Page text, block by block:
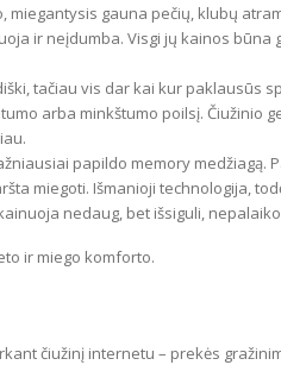
miegantysis gauna pečių, klubų
ir neįdumba. Visgi jų kainos būna
tačiau vis dar kai kur paklausūs
arba minkštumo poilsį. Čiužinio
papildo memory medžiagą.
miegoti. Išmanioji technologija,
nedaug, bet išsiguli,
ir miego komforto.
čiužinį internetu – prekės